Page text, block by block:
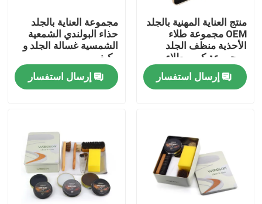
منزل
جولة في المعمل
منتج العناية المهنية بالجلد
OEM مجموعة طلاء
الأحذية منظف الجلد
ومجموعة كريم طلاء
الأحذية الأحذية منتجات
العناية بالجلد منتجات
العناية بالأحذية مجموعة
إرسال استفسار
مجموعة العناية بالجلد
حذاء البولندي الشمعية
الشمسية غسالة الجلد و
مكيف
إرسال استفسار